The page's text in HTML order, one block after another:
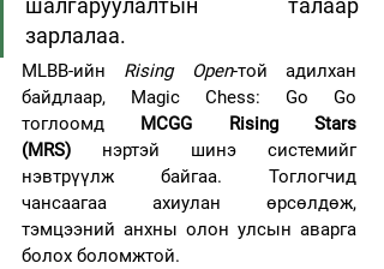
шалгаруулалтын талаар
зарлалаа.
MLBB-ийн Rising Open-той адилхан
байдлаар, Magic Chess: Go Go
тоглоомд MCGG Rising Stars
(MRS) нэртэй шинэ системийг
нэвтрүүлж байгаа. Тоглогчид
чансаагаа ахиулан өрсөлдөж,
тэмцээний анхны олон улсын аварга
болох боломжтой.